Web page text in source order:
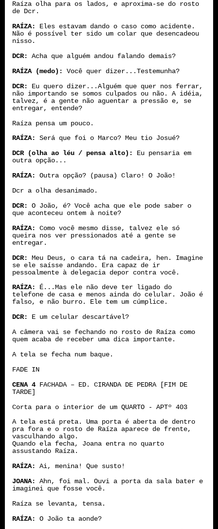
Raíza olha para os lados, e aproxima-se do rosto
de Dcr.
RAÍZA:
Eles estavam dando o caso como acidente.
Não é possível ter sido um colar que desencadeou
nisso.
DCR:
Acha que alguém andou falando demais?
RAÍZA (medo):
Você quer dizer...Testemunha?
DCR:
Eu quero dizer...Alguém que quer nos ferrar,
não importando se somos culpados ou não. A idéia,
talvez, é a gente não aguentar a pressão e, se
entregar, entende?
Raíza pensa um pouco.
RAÍZA:
Será que foi o Marco? Meu tio Josué?
DCR (olha ao léu / pensa alto):
Eu pensaria em
outra opção...
RAÍZA:
Outra opção? (pausa) Claro! O João!
Dcr a olha desanimado.
DCR:
O João, é? Você acha que ele pode saber o
que aconteceu ontem à noite?
RAÍZA:
Como você mesmo disse, talvez ele só
queira nos ver pressionados até a gente se
entregar.
DCR:
Meu Deus, o cara tá na cadeira, hen. Imagine
se ele saísse andando. Era capaz de ir
pessoalmente à delegacia depor contra você.
RAÍZA:
É...Mas ele não deve ter ligado do
telefone de casa e menos ainda do celular. João é
falso, e não burro. Ele tem um cúmplice.
DCR:
E um celular descartável?
A câmera vai se fechando no rosto de Raíza como
quem acaba de receber uma dica importante.
A tela se fecha num baque.
FADE IN
CENA 4 FACHADA – ED. CIRANDA DE PEDRA [FIM DE
TARDE]
Corta para o interior de um QUARTO - APTº 403
A tela está preta. Uma porta é aberta de dentro
pra fora e o rosto de Raíza aparece de frente,
vasculhando algo.
Quando ela fecha, Joana entra no quarto
assustando Raíza.
RAÍZA:
Ai, menina! Que susto!
JOANA:
Ahn, foi mal. Ouvi a porta da sala bater e
imaginei que fosse você.
Raíza se levanta, tensa.
RAÍZA:
O João ta aonde?